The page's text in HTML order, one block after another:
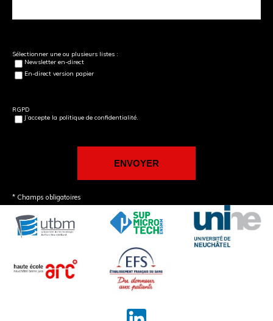
Sélectionner une ou plusieurs listes :
Newsletter en-direct
En-direct version papier
RGPD
J’accepte la politique de confidentialité.
* Champs obligatoires